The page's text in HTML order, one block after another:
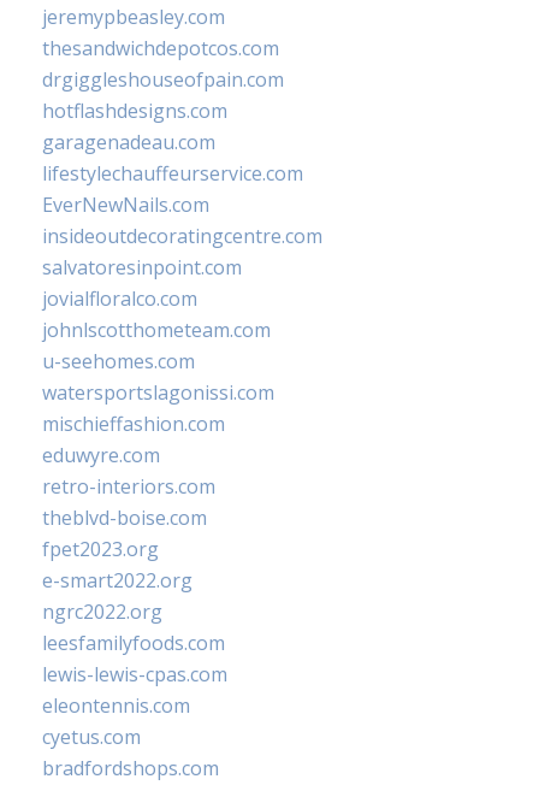
jeremypbeasley.com
thesandwichdepotcos.com
drgiggleshouseofpain.com
hotflashdesigns.com
garagenadeau.com
lifestylechauffeurservice.com
EverNewNails.com
insideoutdecoratingcentre.com
salvatoresinpoint.com
jovialfloralco.com
johnlscotthometeam.com
u-seehomes.com
watersportslagonissi.com
mischieffashion.com
eduwyre.com
retro-interiors.com
theblvd-boise.com
fpet2023.org
e-smart2022.org
ngrc2022.org
leesfamilyfoods.com
lewis-lewis-cpas.com
eleontennis.com
cyetus.com
bradfordshops.com